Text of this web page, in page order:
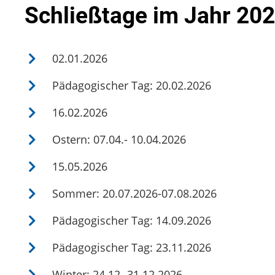
Schließtage im Jahr
02.01.2026
Pädagogischer Tag: 20.02.2026
16.02.2026
Ostern: 07.04.- 10.04.2026
15.05.2026
Sommer: 20.07.2026-07.08.2026
Pädagogischer Tag: 14.09.2026
Pädagogischer Tag: 23.11.2026